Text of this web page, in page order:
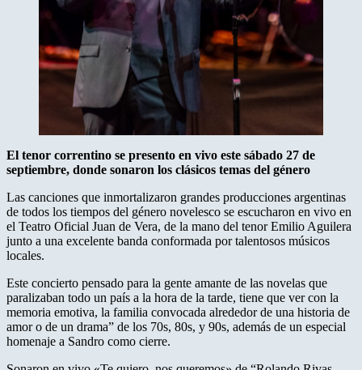
El tenor correntino se present​o en vivo e​s​te sábado 27 de
septiembre, donde sonar​on los clásicos temas del género
Las canciones que inmortalizaron grandes producciones argentinas
de todos los tiempos del género novelesco se escuchar​on en vivo en
el Teatro Oficial Juan de Vera, de la mano del tenor Emilio Aguilera
junto a una excelente banda conformada por talentosos músicos
locales.
Este concierto pensado para la gente amante de las novelas que
paralizaban todo un país a la hora de la tarde, tiene que ver con la
memoria emotiva, la familia convocada alrededor de una historia de
amor o de un drama” de los 70s, 80s, y 90s, además de un especial
homenaje a Sandro ​c​omo cierre.